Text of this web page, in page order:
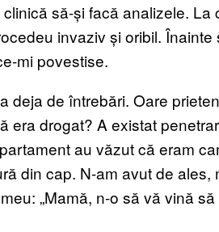
să-și facă analizele. La
invaziv și oribil.
mi povestise.
deja de întrebări. Oare
era drogat? A existat
au văzut că eram
din cap. N-am avut de ales,
„Mamă, n-o să vă vină